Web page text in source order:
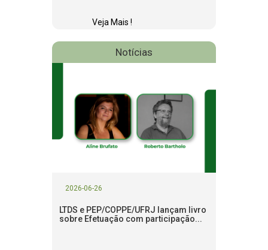
Veja Mais !
Notícias
2026-06-26
LTDS e PEP/COPPE/UFRJ lançam livro
sobre Efetuação com participação...